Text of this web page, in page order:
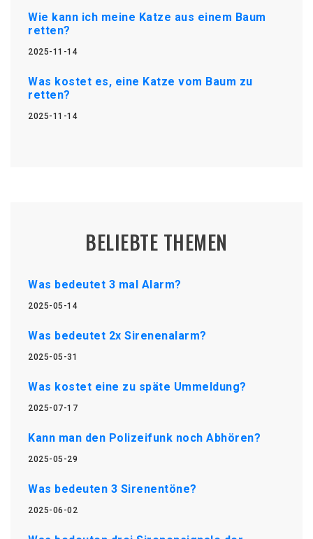
Wie kann ich meine Katze aus einem Baum
retten?
2025-11-14
Was kostet es, eine Katze vom Baum zu
retten?
2025-11-14
BELIEBTE THEMEN
Was bedeutet 3 mal Alarm?
2025-05-14
Was bedeutet 2x Sirenenalarm?
2025-05-31
Was kostet eine zu späte Ummeldung?
2025-07-17
Kann man den Polizeifunk noch Abhören?
2025-05-29
Was bedeuten 3 Sirenentöne?
2025-06-02